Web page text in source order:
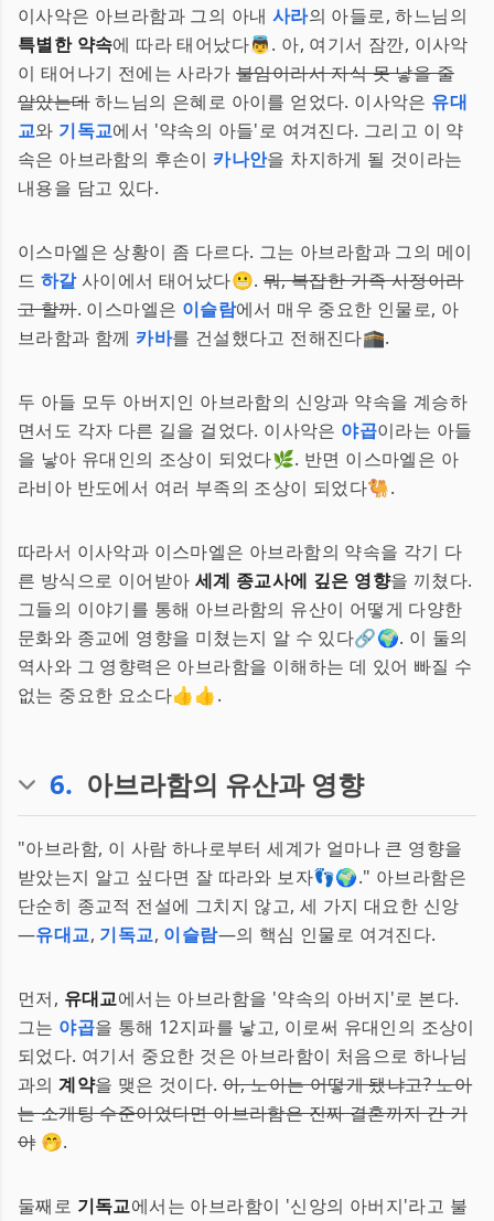
이사악은 아브라함과 그의 아내 사라의 아들로, 하느님의
특별한 약속에 따라 태어났다👼. 아, 여기서 잠깐, 이사악
이 태어나기 전에는 사라가 불임이라서 자식 못 낳을 줄
알았는데하느님의 은혜로 아이를 얻었다. 이사악은 유대
교와 기독교에서 '약속의 아들'로 여겨진다. 그리고 이 약
속은 아브라함의 후손이 카나안을 차지하게 될 것이라는
내용을 담고 있다.
이스마엘은 상황이 좀 다르다. 그는 아브라함과 그의 메이
드 하갈사이에서 태어났다😬.뭐, 복잡한 가족 사정이라
고 할까. 이스마엘은 이슬람에서 매우 중요한 인물로, 아
브라함과 함께 카바를 건설했다고 전해진다🕋.
두 아들 모두 아버지인 아브라함의 신앙과 약속을 계승하
면서도 각자 다른 길을 걸었다. 이사악은 야곱이라는 아들
을 낳아 유대인의 조상이 되었다🌿. 반면 이스마엘은 아
라비아 반도에서 여러 부족의 조상이 되었다🐫.
따라서 이사악과 이스마엘은 아브라함의 약속을 각기 다
른 방식으로 이어받아 세계 종교사에 깊은 영향을 끼쳤다.
그들의 이야기를 통해 아브라함의 유산이 어떻게 다양한
문화와 종교에 영향을 미쳤는지 알 수 있다🔗🌍. 이 둘의
역사와 그 영향력은 아브라함을 이해하는 데 있어 빠질 수
없는 중요한 요소다👍👍.
6. 아브라함의 유산과 영향
"아브라함, 이 사람 하나로부터 세계가 얼마나 큰 영향을
받았는지 알고 싶다면 잘 따라와 보자👣🌍." 아브라함은
단순히 종교적 전설에 그치지 않고, 세 가지 대요한 신앙
—유대교, 기독교, 이슬람—의 핵심 인물로 여겨진다.
먼저, 유대교에서는 아브라함을 '약속의 아버지'로 본다.
그는 야곱을 통해 12지파를 낳고, 이로써 유대인의 조상이
되었다. 여기서 중요한 것은 아브라함이 처음으로 하나님
과의계약을 맺은 것이다.아, 노아는 어떻게 됐냐고? 노아
는 소개팅 수준이었다면 아브라함은 진짜 결혼까지 간 거
야🤭.
둘째로 기독교에서는 아브라함이 '신앙의 아버지'라고 불